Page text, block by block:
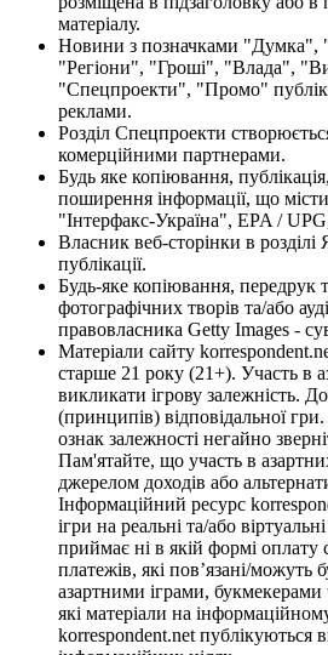
матеріалу.
Новини з позначками "Думка",
"Регіони", "Гроші", "Влада",
"Спецпроекти", "Промо"
реклами.
Розділ Спецпроекти
комерційними партнерами.
Будь яке копіювання,
поширення інформації, що
"Інтерфакс-Україна", EPA /
Власник веб-сторінки в
публікації.
Будь-яке копіювання, передрук
фотографічних творів та/або
правовласника Getty Images -
Матеріали сайту
старше 21 року (21+). Участь в
викликати ігрову залежність.
(принципів) відповідальної
ознак залежності негайно
Пам'ятайте, що участь в
джерелом доходів або
Інформаційний ресурс
ігри на реальні та/або
приймає ні в якій формі оплату
платежів, які пов’язані/можуть
азартними іграми, букмекерами
які матеріали на
korrespondent.net публікуються